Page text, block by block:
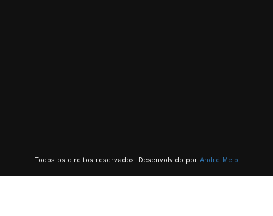
Todos os direitos reservados. Desenvolvido por André Melo